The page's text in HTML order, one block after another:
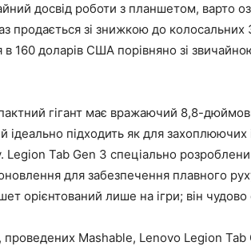
досвід роботи з планшетом, варто
продається зі знижкою до
в 160 доларів США порівняно зі
гігант має вражаючий 8,8-
ідеально підходить як для захоплюючих
Legion Tab Gen 3 спеціально
для забезпечення плавного
орієнтований лише на ігри; він
проведених Mashable, Lenovo Legion